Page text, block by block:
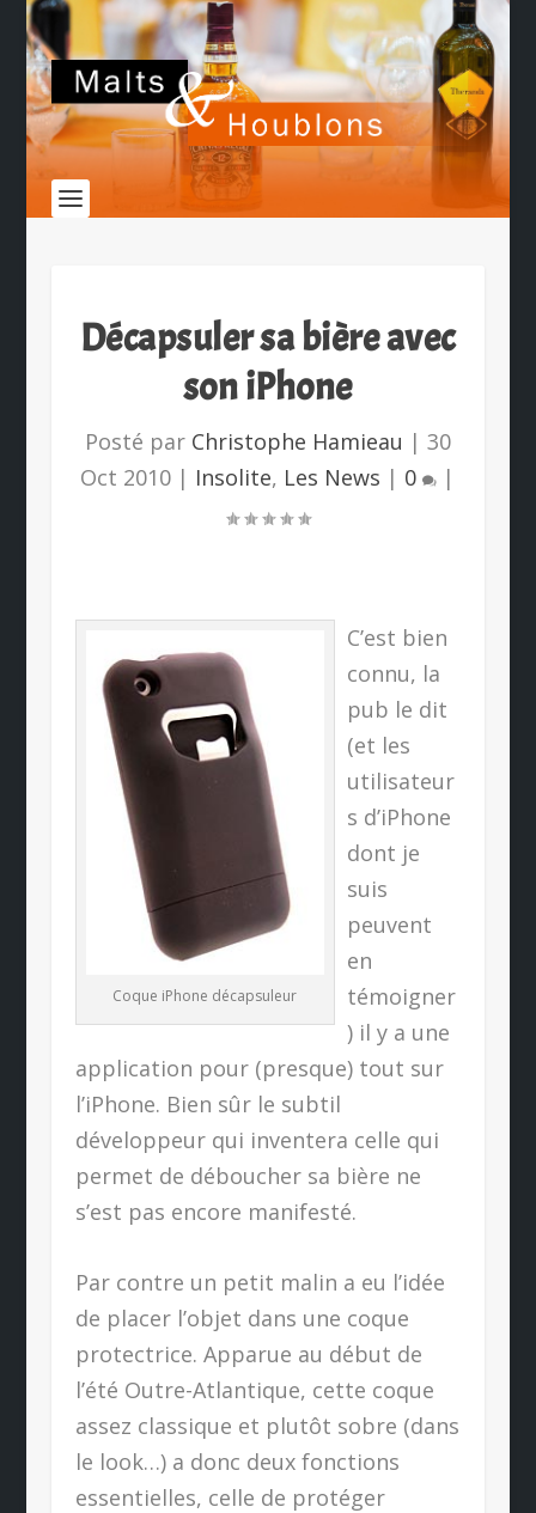
Décapsuler sa bière avec
son iPhone
Posté par Christophe Hamieau | 30
Oct 2010 | Insolite, Les News | 0 |
Coque iPhone décapsuleur
C’est bien
connu, la
pub le dit
(et les
utilisateur
s d’iPhone
dont je
suis
peuvent
en
témoigner
) il y a une
application pour (presque) tout sur
l’iPhone. Bien sûr le subtil
développeur qui inventera celle qui
permet de déboucher sa bière ne
s’est pas encore manifesté.
Par contre un petit malin a eu l’idée
de placer l’objet dans une coque
protectrice. Apparue au début de
l’été Outre-Atlantique, cette coque
assez classique et plutôt sobre (dans
le look…) a donc deux fonctions
essentielles, celle de protéger